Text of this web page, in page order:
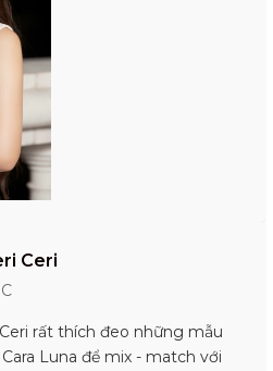
Ceri
rất thích đeo những mẫu
Luna để mix - match với